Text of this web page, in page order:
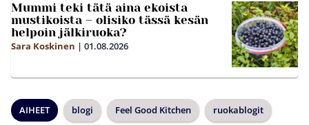
Mummi teki tätä aina ekoista
mustikoista – olisiko tässä kesän
helpoin jälkiruoka?
Sara Koskinen | 01.08.2026
AIHEET blogi Feel Good Kitchen ruokablogit